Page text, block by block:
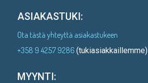
ASIAKASTUKI:
Ota tästä yhteyttä asiakastukeen
+358 9 4257 9286 (tukiasiakkaillemme)
MYYNTI: